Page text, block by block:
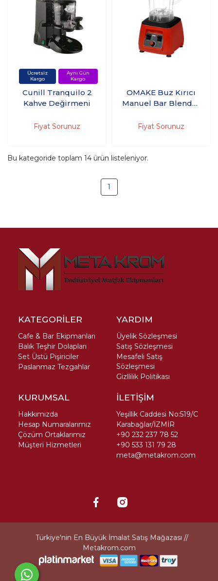
Cunill Tranquilo 2
Kahve Değirmeni
Fiyat Sorunuz
OMAKE Buz Kırıcı
Manuel Bar Blender
Kırmızı -
Fiyat Sorunuz
Bu kategoride toplam 14 ürün listeleniyor.
1
KATEGORİLER
Cafe & Bar Ekipmanları
Balık Teşhir Dolapları
Set Üstü Pişiriciler
Paslanmaz Tezgahlar
YARDIM
Üyelik Sözleşmesi
Satış Sözleşmesi
Mesafeli Satış
Sözleşmesi
Gizllilik Politikası
KURUMSAL
Hakkımızda
Hesap Numaralarımız
Çözüm Ortaklarımız
Müşteri Hizmetleri
İLETİŞİM
Yeşillik Caddesi No:519/C
Karabağlar/İZMİR
+90 232 237 78 52
+90 533 131 79 28
meta@metakrom.com
Türkiye'nin En Büyük İmalat Satış Mağazası //
Metakrom.com